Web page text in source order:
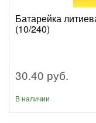
Батарейка
(10/240)
30.40 руб.
В наличии